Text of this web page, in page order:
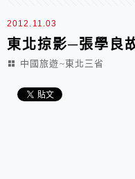
2012.11.03
東北掠影─張學良
中國旅遊~東北三省